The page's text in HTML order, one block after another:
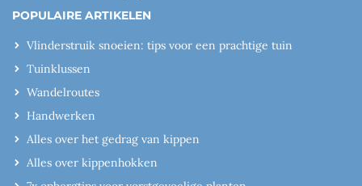
POPULAIRE ARTIKELEN
Vlinderstruik snoeien: tips voor een prachtige tuin
Tuinklussen
Wandelroutes
Handwerken
Alles over het gedrag van kippen
Alles over kippenhokken